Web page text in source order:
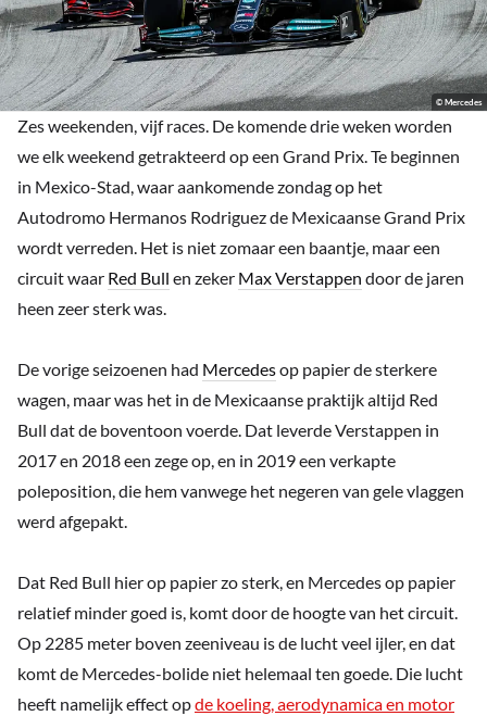
© Mercedes
Zes weekenden, vijf races. De komende drie weken worden
we elk weekend getrakteerd op een Grand Prix. Te beginnen
in Mexico-Stad, waar aankomende zondag op het
Autodromo Hermanos Rodriguez de Mexicaanse Grand Prix
wordt verreden. Het is niet zomaar een baantje, maar een
circuit waar Red Bull en zeker Max Verstappen door de jaren
heen zeer sterk was.
De vorige seizoenen had Mercedesop papier de sterkere
wagen, maar was het in de Mexicaanse praktijk altijd Red
Bull dat de boventoon voerde. Dat leverde Verstappen in
2017 en 2018 een zege op, en in 2019 een verkapte
poleposition, die hem vanwege het negeren van gele vlaggen
werd afgepakt.
Dat Red Bull hier op papier zo sterk, en Mercedes op papier
relatief minder goed is, komt door de hoogte van het circuit.
Op 2285 meter boven zeeniveau is de lucht veel ijler, en dat
komt de Mercedes-bolide niet helemaal ten goede. Die lucht
heeft namelijk effect opde koeling, aerodynamica en motor